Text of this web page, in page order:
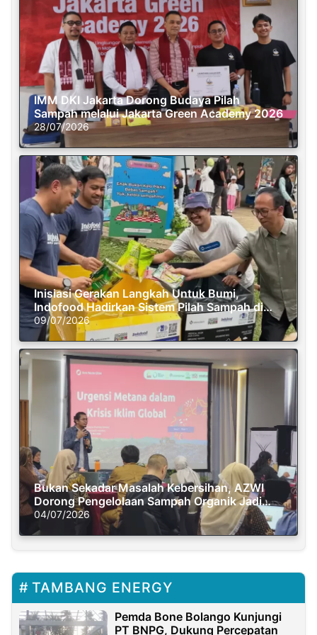
IMM DKI Jakarta Dorong Budaya Pilah
Sampah melalui Jakarta Green Academy 2026
28/07/2026
Inisiasi Gerakan Langkah Untuk Bumi,
Indofood Hadirkan Sistem Pilah Sampah di
Semasa Piknik
09/07/2026
Bukan Sekadar Masalah Kebersihan, AZWI
Dorong Pengelolaan Sampah Organik Jadi
Solusi Krisis Iklim
04/07/2026
TAMBANG ENERGY
Pemda Bone Bolango Kunjungi
PT BNPG, Dukung Percepatan